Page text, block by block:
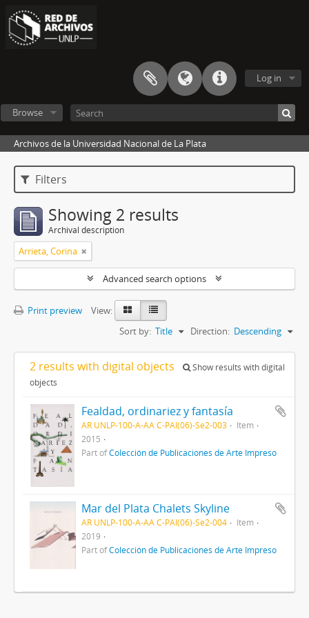
Log in
Browse
Archivos de la Universidad Nacional de La Plata
Filters
Showing 2 results
Archival description
Arrieta, Corina
Advanced search options
Print preview
View:
Sort by: Title Direction: Descending
2 results with digital objects
Show results with digital
objects
Fealdad, ordinariez y fantasía
AR UNLP-100-A-AA C-PAI(06)-Se2-003
Item
2015
Part ofColección de Publicaciones de Arte Impreso
Mar del Plata Chalets Skyline
AR UNLP-100-A-AA C-PAI(06)-Se2-004
Item
2019
Part ofColección de Publicaciones de Arte Impreso